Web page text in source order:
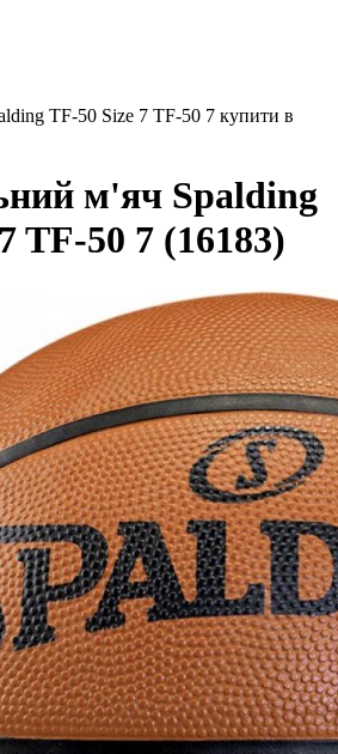
TF-50 Size 7 TF-50 7 купити в
м'яч Spalding
TF-50 7 (16183)